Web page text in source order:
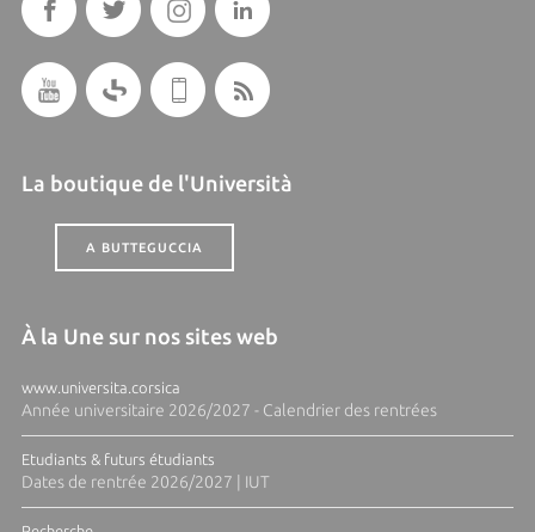
La boutique de l'Università
A BUTTEGUCCIA
À la Une sur nos sites web
www.universita.corsica
Année universitaire 2026/2027 - Calendrier des rentrées
Etudiants & futurs étudiants
Dates de rentrée 2026/2027 | IUT